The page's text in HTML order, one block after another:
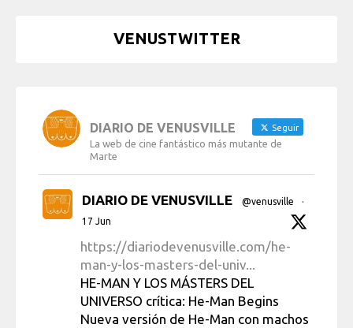
VENUSTWITTER
DIARIO DE VENUSVILLE Seguir
La web de cine fantástico más mutante de
Marte
DIARIO DE VENUSVILLE @venusville
·
17 Jun
https://diariodevenusville.com/he-
man-y-los-masters-del-univ...
HE-MAN Y LOS MÁSTERS DEL
UNIVERSO crítica: He-Man Begins
Nueva versión de He-Man con machos